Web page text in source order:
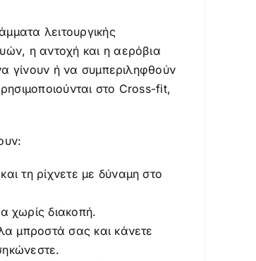
λειτουργικής
η αντοχή και η αερόβια
γίνουν ή να συμπεριληφθούν
στο Cross-fit,
τη ρίχνετε με δύναμη στο
χωρίς διακοπή.
μπροστά σας και κάνετε